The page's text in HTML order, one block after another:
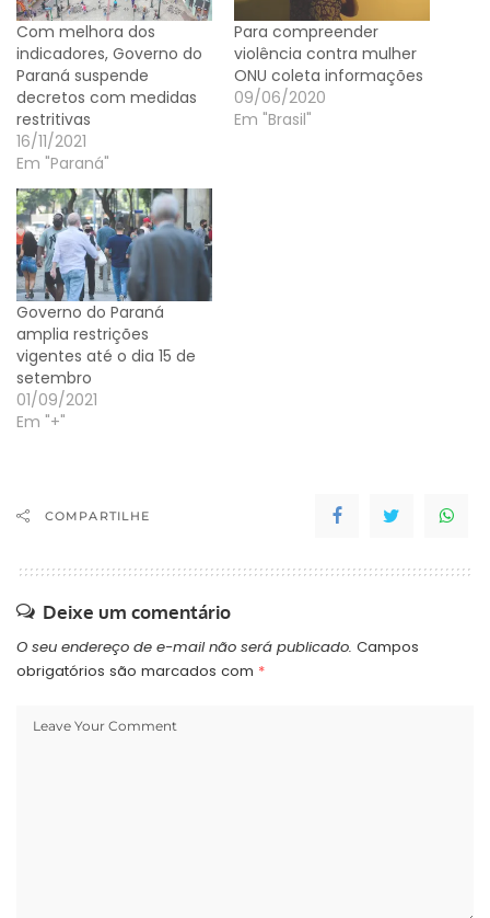
Com melhora dos
indicadores, Governo do
Paraná suspende
decretos com medidas
restritivas
16/11/2021
Em "Paraná"
Para compreender
violência contra mulher
ONU coleta informações
09/06/2020
Em "Brasil"
Governo do Paraná
amplia restrições
vigentes até o dia 15 de
setembro
01/09/2021
Em "+"
COMPARTILHE
Deixe um comentário
O seu endereço de e-mail não será publicado. Campos
obrigatórios são marcados com *